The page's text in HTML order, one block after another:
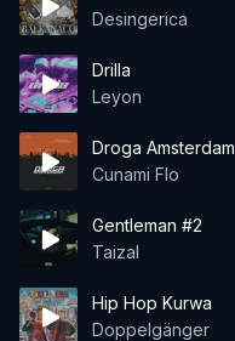
Desingerica
Drilla
Leyon
Droga Amsterdam
Cunami Flo
Gentleman #2
Taizal
Hip Hop Kurwa
Doppelgänger